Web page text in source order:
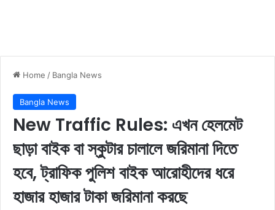
Home / Bangla News
Bangla News
New Traffic Rules: এখন হেলমেট
ছাড়া বাইক বা স্কুটার চালালে জরিমানা দিতে
হবে, ট্রাফিক পুলিশ বাইক আরোহীদের ধরে
হাজার হাজার টাকা জরিমানা করছে